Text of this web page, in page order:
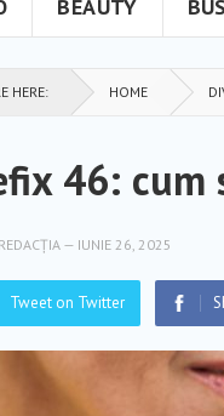
BEAUTY
HERE: HOME
46:
REDACȚIA — IUNIE 26, 2025
Tweet on Twitter